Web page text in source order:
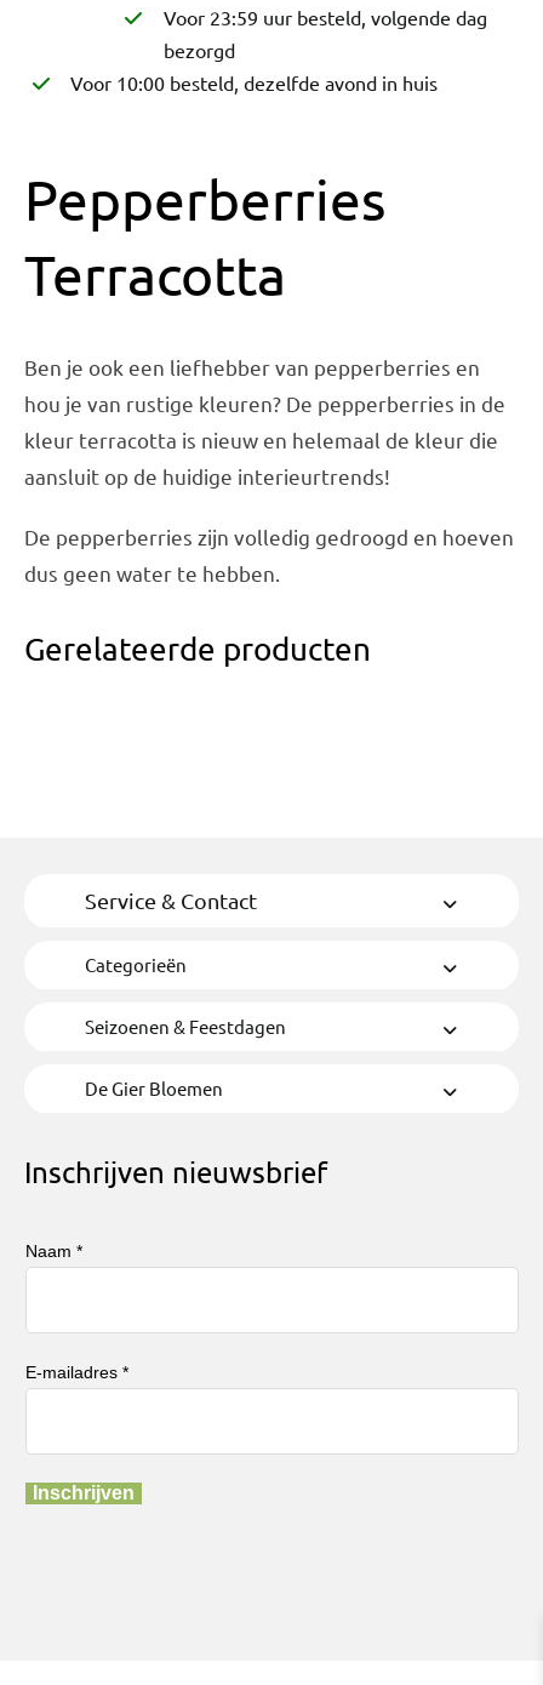
Voor 23:59 uur besteld, volgende dag
bezorgd
Voor 10:00 besteld, dezelfde avond in huis
Pepperberries
Terracotta
Ben je ook een liefhebber van pepperberries en
hou je van rustige kleuren? De pepperberries in de
kleur terracotta is nieuw en helemaal de kleur die
aansluit op de huidige interieurtrends!
De pepperberries zijn volledig gedroogd en hoeven
dus geen water te hebben.
Gerelateerde producten
Service & Contact
Categorieën
Seizoenen & Feestdagen
De Gier Bloemen
Inschrijven nieuwsbrief
Naam *
E-mailadres *
Inschrijven